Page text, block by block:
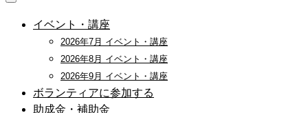
イベント・講座
2026年7月 イベント・講座
2026年8月 イベント・講座
2026年9月 イベント・講座
ボランティアに参加する
助成金・補助金